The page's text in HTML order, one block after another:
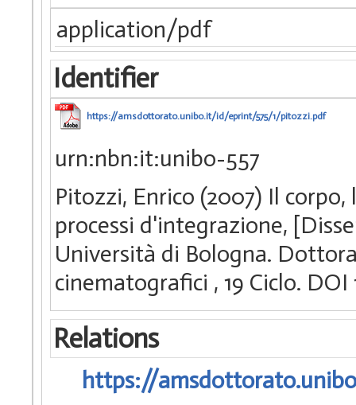
application/pdf
Identifier
https://amsdottorato.unibo.it/id/eprint/575/1/pitozzi.pdf
urn:nbn:it:unibo-557
Pitozzi, Enrico (2007) Il
processi d'integrazione,
Università di Bologna.
cinematografici , 19 Ciclo.
Relations
https://